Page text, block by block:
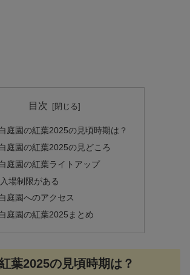
目次
庭園の紅葉2025の見頃時期は？
庭園の紅葉2025の見どころ
庭園の紅葉ライトアップ
入場制限がある
庭園へのアクセス
庭園の紅葉2025まとめ
葉2025の見頃時期は？